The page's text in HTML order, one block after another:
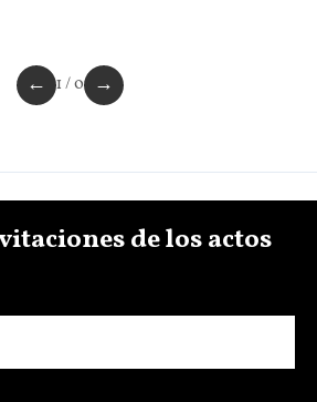
← 1 / 0 →
de los actos